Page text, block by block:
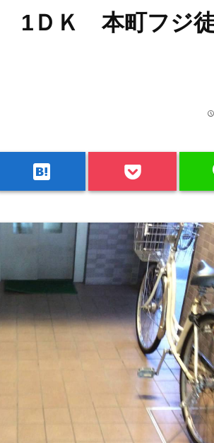
1ＤＫ 本町フジ
time
hatenabookmark